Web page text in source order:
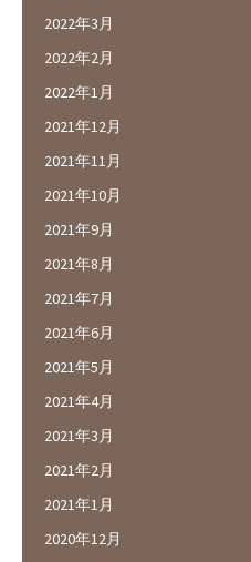
2022年3月
2022年2月
2022年1月
2021年12月
2021年11月
2021年10月
2021年9月
2021年8月
2021年7月
2021年6月
2021年5月
2021年4月
2021年3月
2021年2月
2021年1月
2020年12月